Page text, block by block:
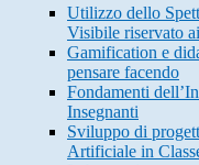
Utilizzo dello
Visibile riservato
Gamification e
pensare facendo
Fondamenti
Insegnanti
Sviluppo di
Artificiale in